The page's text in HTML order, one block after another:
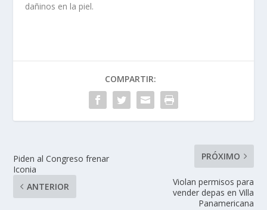
dañinos en la piel.
COMPARTIR:
Piden al Congreso frenar
Iconia
ANTERIOR
PRÓXIMO
Violan permisos para
vender depas en Villa
Panamericana